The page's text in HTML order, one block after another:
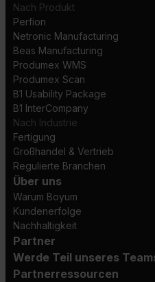
Nach Produkt
Perfion
Netronic Manufacturing
Beas Manufacturing
Produmex WMS
Produmex Scan
B1 Usability Package
B1 InterCompany
Nach Industrie
Fertigung
Großhandel & Vertrieb
Regulierte Branchen
Über uns
Warum Boyum
Kundenerfolge
Nachhaltigkeit
Partner
Werde Teil unseres
Partnerressourcen